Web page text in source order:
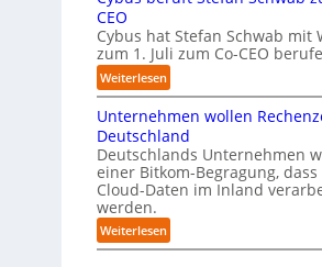
u
n
i
l
e
A
b
d
i
e
I
p
l
e
m
e
n
t
i
o
m
m
i
s
i
o
n
t
a
CEO
Cybus hat Stefan Schwab mit
zum 1. Juli zum Co-CEO
Weiterlesen:
C
y
b
u
s
b
r
u
Unternehmen wollen
Deutschland
Deutschlands Unternehmen
einer Bitkom-Begragung,
Cloud-Daten im Inland
werden.
Weiterlesen:
U